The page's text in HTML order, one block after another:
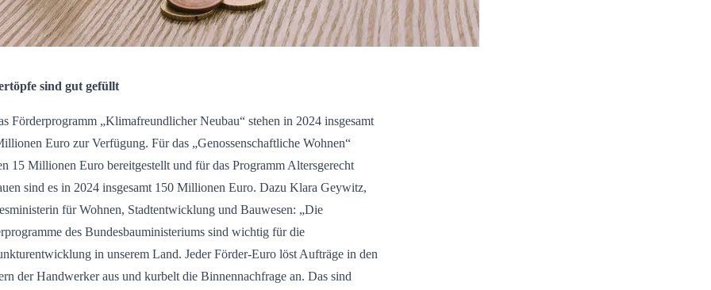
sind gut gefüllt
Förderprogramm „Klimafreundlicher Neubau“ stehen in 2024 insgesamt
Euro zur Verfügung. Für das „Genossenschaftliche Wohnen“
15 Millionen Euro bereitgestellt und für das Programm Altersgerecht
sind es in 2024 insgesamt 150 Millionen Euro. Dazu Klara Geywitz,
für Wohnen, Stadtentwicklung und Bauwesen: „Die
des Bundesbauministeriums sind wichtig für die
in unserem Land. Jeder Förder-Euro löst Aufträge in den
der Handwerker aus und kurbelt die Binnennachfrage an. Das sind